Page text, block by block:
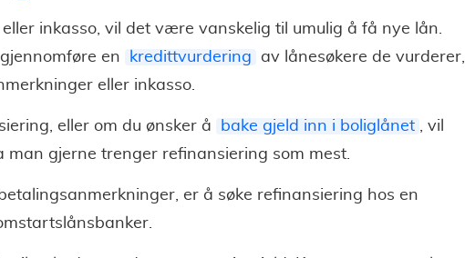
inkasso, vil det være vanskelig til umulig å få nye lån.
en
kredittvurdering
av lånesøkere de vurderer,
eller inkasso.
eller om du ønsker å bake gjeld inn i boliglånet , vil
gjerne trenger refinansiering som mest.
er å søke refinansiering hos en